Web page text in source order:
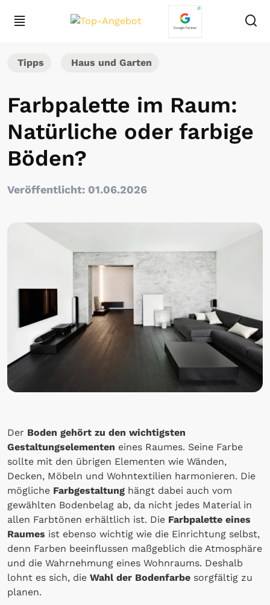
Tipps Haus und Garten
Farbpalette im Raum:
Natürliche oder farbige
Böden?
Veröffentlicht: 01.06.2026
Der Boden gehört zu den wichtigsten
Gestaltungselementen eines Raumes. Seine Farbe
sollte mit den übrigen Elementen wie Wänden,
Decken, Möbeln und Wohntextilien harmonieren. Die
mögliche Farbgestaltung hängt dabei auch vom
gewählten Bodenbelag ab, da nicht jedes Material in
allen Farbtönen erhältlich ist. Die Farbpalette eines
Raumes ist ebenso wichtig wie die Einrichtung selbst,
denn Farben beeinflussen maßgeblich die Atmosphäre
und die Wahrnehmung eines Wohnraums. Deshalb
lohnt es sich, die Wahl der Bodenfarbe sorgfältig zu
planen.